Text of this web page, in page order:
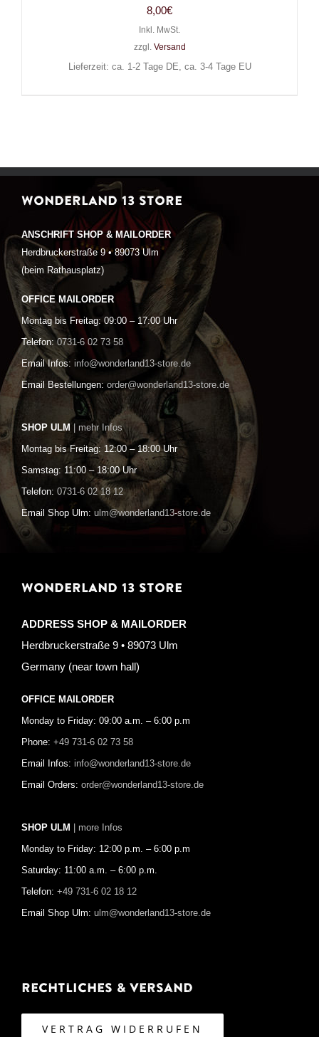
8,00€
Inkl. MwSt.
zzgl. Versand
Lieferzeit: ca. 1-2 Tage DE, ca. 3-4 Tage EU
WONDERLAND 13 STORE
ANSCHRIFT SHOP & MAILORDER
Herdbruckerstraße 9 • 89073 Ulm
(beim Rathausplatz)
OFFICE MAILORDER
Montag bis Freitag: 09:00 – 17:00 Uhr
Telefon: 0731-6 02 73 58
Email Infos: info@wonderland13-store.de
Email Bestellungen: order@wonderland13-store.de
SHOP ULM | mehr Infos
Montag bis Freitag: 12:00 – 18:00 Uhr
Samstag: 11:00 – 18:00 Uhr
Telefon: 0731-6 02 18 12
Email Shop Ulm: ulm@wonderland13-store.de
WONDERLAND 13 STORE
ADDRESS SHOP & MAILORDER
Herdbruckerstraße 9 • 89073 Ulm
Germany (near town hall)
OFFICE MAILORDER
Monday to Friday: 09:00 a.m. – 6:00 p.m
Phone: +49 731-6 02 73 58
Email Infos: info@wonderland13-store.de
Email Orders: order@wonderland13-store.de
SHOP ULM | more Infos
Monday to Friday: 12:00 p.m. – 6:00 p.m
Saturday: 11:00 a.m. – 6:00 p.m.
Telefon: +49 731-6 02 18 12
Email Shop Ulm: ulm@wonderland13-store.de
Rechtliches & Versand
VERTRAG WIDERRUFEN